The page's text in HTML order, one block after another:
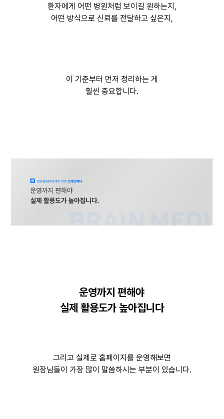
환자에게 어떤 병원처럼 보이길 원하는지,
어떤 방식으로 신뢰를 전달하고 싶은지,
이 기준부터 먼저 정리하는 게
훨씬 중요합니다.
운영까지 편해야
실제 활용도가 높아집니다
그리고 실제로 홈페이지를 운영해보면
원장님들이 가장 많이 말씀하시는 부분이 있습니다.